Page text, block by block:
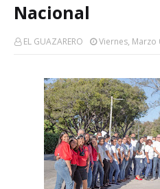
Nacional
EL GUAZARERO Viernes, Marzo